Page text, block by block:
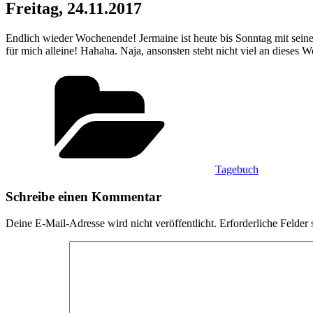
Freitag, 24.11.2017
Endlich wieder Wochenende! Jermaine ist heute bis Sonntag mit
für mich alleine! Hahaha. Naja, ansonsten steht nicht viel an dieses
Tagebuch
Schreibe einen Kommentar
Deine E-Mail-Adresse wird nicht veröffentlicht. Erforderliche Felder